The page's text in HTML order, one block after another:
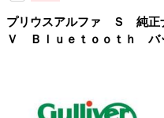
プリウスアルファ Ｓ 純
Ｖ Ｂｌｕｅｔｏｏｔｈ バ
フティ レーダークルーズ
トマチックハイビーム ビ